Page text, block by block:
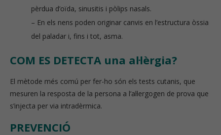
pèrdua d’oïda, sinusitis i pòlips nasals.
– En els nens poden originar canvis en l’estructura òssia
del paladar i, fins i tot, asma.
COM ES DETECTA una al·lèrgia?
El mètode més comú per fer-ho són els tests cutanis, que
mesuren la resposta de la persona a l’al·lergogen de prova que
s’injecta per via intradèrmica.
PREVENCIÓ